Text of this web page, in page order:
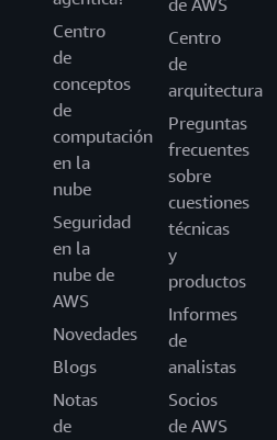
Centro
de
conceptos
de
computación
en la
nube
Seguridad
en la
nube de
AWS
Novedades
Blogs
Notas
de
de AWS
Centro
de
arquitectura
Preguntas
frecuentes
sobre
cuestiones
técnicas
y
productos
Informes
de
analistas
Socios
de AWS